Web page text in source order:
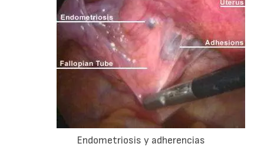
Endometriosis y adherencias